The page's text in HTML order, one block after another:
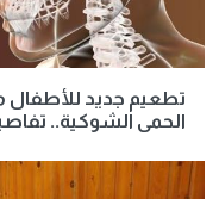
تطعيم جديد
الحمى الشوكية..